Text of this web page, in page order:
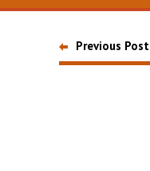
Previous Post